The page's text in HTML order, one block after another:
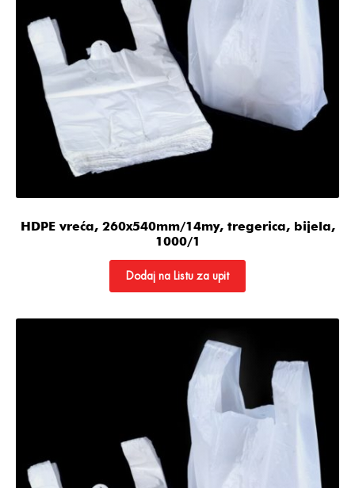
HDPE vreća, 260x540mm/14my, tregerica, bijela,
1000/1
Dodaj na Listu za upit